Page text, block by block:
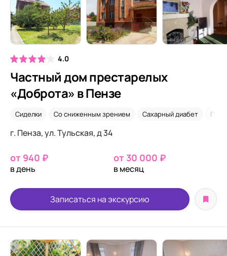
4.0
Частный дом престарелых
«Доброта» в Пензе
Сиделки Со сниженным зрением Сахарный диабет
г. Пенза, ул. Тульская, д 34
от 940 ₽
в день
от 30 000 ₽
в месяц
Записаться на экскурсию